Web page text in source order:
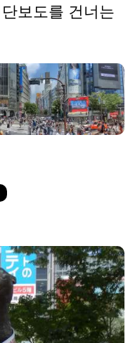
보도를 건너는